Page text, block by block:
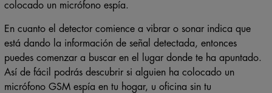
colocado un micrófono espía.
En cuanto el detector comience a vibrar o sonar indica que
está dando la información de señal detectada, entonces
puedes comenzar a buscar en el lugar donde te ha apuntado.
Así de fácil podrás descubrir si alguien ha colocado un
micrófono GSM espía en tu hogar, u oficina sin tu